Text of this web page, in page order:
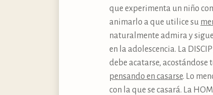
que experimenta un niño
animarlo a que utilice su
naturalmente admira y
en la adolescencia. La
debe acatarse, acostándose
pensando en casarse. Lo
con la que se casará. La